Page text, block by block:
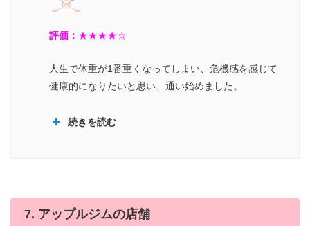
評価： ★★★★☆
人生で体重が1番重くなってしまい、危機感を感じて
健康的になりたいと思い、通い始めました。
続きを読む
7. アップルジムの店舗